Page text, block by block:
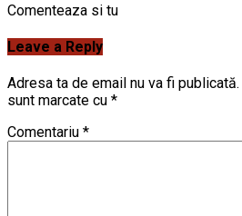
Comenteaza si tu
Leave a Reply
Adresa ta de email nu va fi publicată.
sunt marcate cu *
Comentariu *